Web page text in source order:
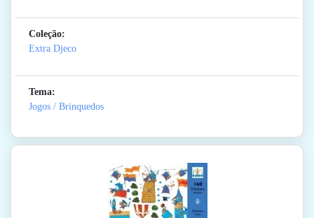
Coleção:
Extra Djeco
Tema:
Jogos / Brinquedos